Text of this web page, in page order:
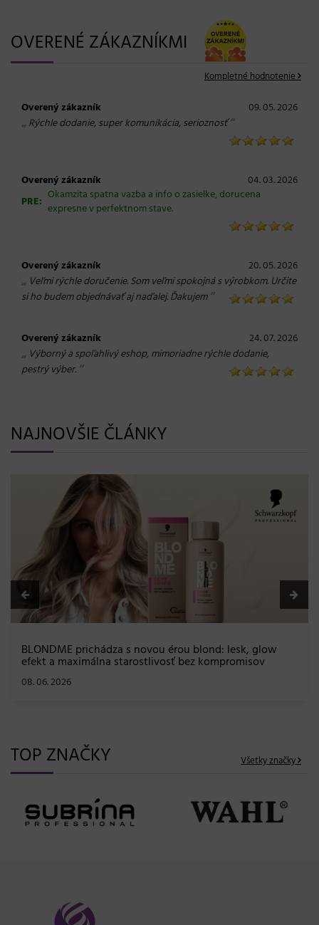
OVERENÉ ZÁKAZNÍKMI
Kompletné hodnotenie
Overený zákazník 09. 05. 2026
„ Rýchle dodanie, super komunikácia, serioznosť“
Overený zákazník
04. 03. 2026
PRE: Okamzita spatna vazba a info o zasielke, dorucena
expresne v perfektnom stave.
Overený zákazník 20. 05. 2026
„ Veľmi rýchle doručenie. Som veľmi spokojná s výrobkom. Určite
si ho budem objednávať aj naďalej. Ďakujem“
Overený zákazník 24. 07. 2026
„ Výborný a spoľahlivý eshop, mimoriadne rýchle dodanie,
pestrý výber. “
NAJNOVŠIE ČLÁNKY
BLONDME prichádza s novou érou blond: lesk, glow
efekt a maximálna starostlivosť bez kompromisov
08. 06. 2026
TOP ZNAČKY Všetky značky